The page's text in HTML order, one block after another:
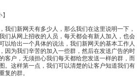
】
们新网天有多少人，那么我们在这里说明一下，
们从网上招收的人员，每天都会有新人加入，也会
以给出一个具体的说法，我们新网天的基本工作人
因为我们辛苦的加入一些群，然后在发送广告的时
客户，无须担心我们每天都给您发送一样的群，而
。这样第一点，我们可以清楚的让客户知道我们有
复的群。